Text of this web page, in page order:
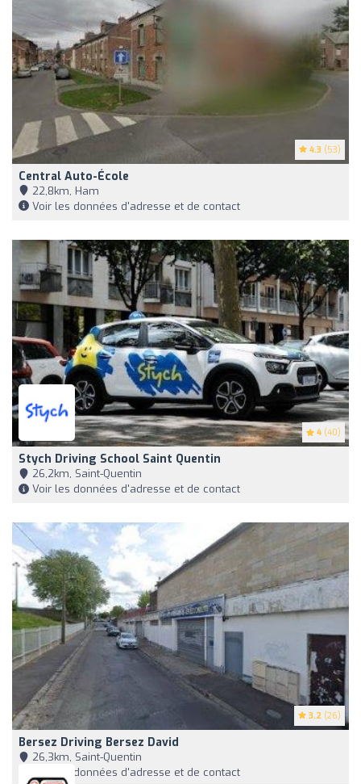
4.3 (53)
Central Auto-École
22,8km, Ham
Voir les données d'adresse et de contact
4 (40)
Stych Driving School Saint Quentin
26,2km, Saint-Quentin
Voir les données d'adresse et de contact
3.2 (26)
Bersez Driving Bersez David
26,3km, Saint-Quentin
Voir les données d'adresse et de contact